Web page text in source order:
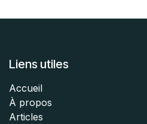
Liens utiles
Accueil
À propos
Articles